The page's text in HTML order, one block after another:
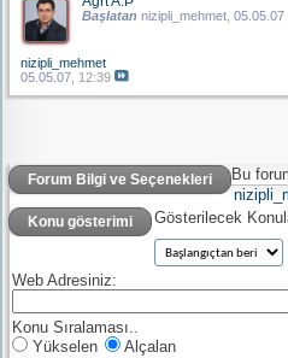
Başlatan nizipli_mehmet ,
nizipli_mehmet
05.05.07, 12:39
Forum Bilgi ve Seçenekleri
Bu
Konu gösterimi Gösterilecek
Web Adresiniz:
Konu Sıralaması..
Yükselen
Alçalan